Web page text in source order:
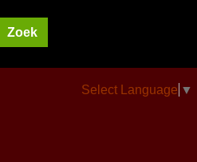
Select Language ▼